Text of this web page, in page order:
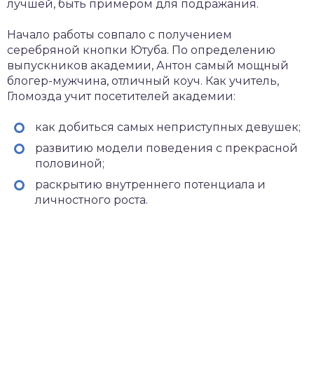
лучшей, быть примером для подражания.
Начало работы совпало с получением
серебряной кнопки Ютуба. По определению
выпускников академии, Антон самый мощный
блогер-мужчина, отличный коуч. Как учитель,
Гломозда учит посетителей академии:
как добиться самых неприступных девушек;
развитию модели поведения с прекрасной
половиной;
раскрытию внутреннего потенциала и
личностного роста.